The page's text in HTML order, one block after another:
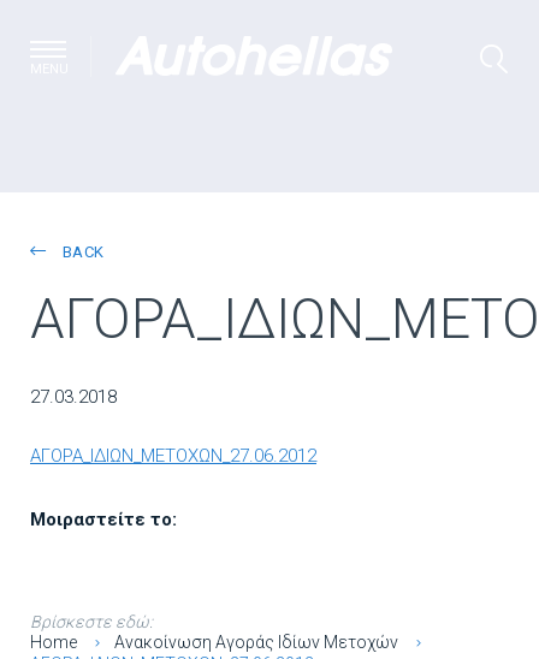
BACK
27.03.2018
ΑΓΟΡΑ_ΙΔΙΩΝ_ΜΕΤΟΧΩΝ_27.06.2012
Μοιραστείτε το:
Βρίσκεστε εδώ:
Home
Ανακοίνωση Αγοράς Ιδίων Μετοχών